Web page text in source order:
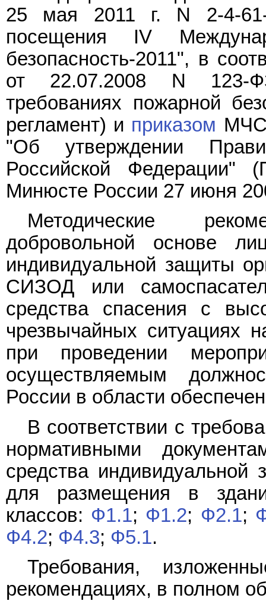
25 мая 2011 г. N 2-4-
посещения IV
безопасность-2011", в
от 22.07.2008 N 123-
требованиях пожарной
регламент) и приказом МЧС
"Об утверждении
Российской Федерации"
Минюсте России 27 июня
Методические
добровольной основе
индивидуальной защиты
СИЗОД или
средства спасения с
чрезвычайных ситуациях
при проведении
осуществляемым
России в области
В соответствии с
нормативными
средства индивидуальной
для размещения в
классов: Ф1.1; Ф1.2; Ф2.1;
Ф4.2; Ф4.3; Ф5.1.
Требования,
рекомендациях, в полном